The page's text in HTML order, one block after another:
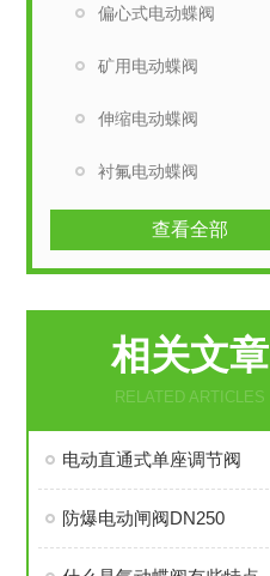
偏心式电动蝶阀
矿用电动蝶阀
伸缩电动蝶阀
衬氟电动蝶阀
查看全部
相关文章
RELATED ARTICLES
电动直通式单座调节阀
防爆电动闸阀DN250